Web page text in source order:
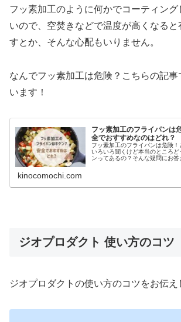
フッ素加工のように何かでコーティン
いので、空焚きなどで温度が高くなると
すとか、そんな心配もいりません。
なんでフッ素加工は危険？こちらの記事
います！
フッ素加工のフライパンは
全でおすすめなのはどれ？
フッ素加工のフライパンは危険
いろいろ聞くけど本当のところ
ンってあるの？そんな疑問にお答
kinocomochi.com
ジオプロダクト 使い方のコツ
ジオプロダクトの使い方のコツをお伝え